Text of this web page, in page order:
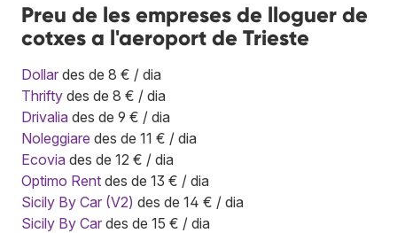
Preu de les empreses de lloguer de
cotxes a l'aeroport de Trieste
Dollar des de 8 € / dia
Thrifty des de 8 € / dia
Drivalia des de 9 € / dia
Noleggiare des de 11 € / dia
Ecovia des de 12 € / dia
Optimo Rent des de 13 € / dia
Sicily By Car (V2) des de 14 € / dia
Sicily By Car des de 15 € / dia